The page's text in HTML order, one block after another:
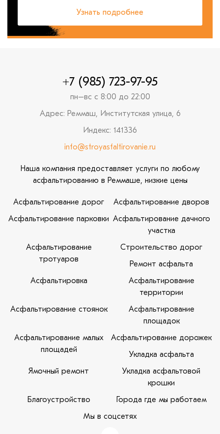
Узнать подробнее
+7 (985) 723-97-95
пн–вс с 8:00 до 22:00
Адрес: Реммаш, Институтская улица, 6
Индекс: 141336
info@stroyasfaltirovanie.ru
Наша компания предоставляет услуги по любому
асфальтированию в Реммаше, низкие цены
Асфальтирование дорог
Асфальтирование дворов
Асфальтирование парковки Асфальтирование дачного
участка
Асфальтирование
тротуаров
Строительство дорог
Ремонт асфальта
Асфальтировка
Асфальтирование
территории
Асфальтирование стоянок
Асфальтирование
площадок
Асфальтирование малых
площадей
Асфальтирование дорожек
Укладка асфальта
Ямочный ремонт
Укладка асфальтовой
крошки
Благоустройство
Города где мы работаем
Мы в соцсетях